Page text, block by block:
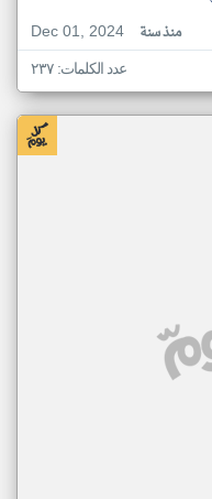
Dec 01, 2024
منذ سنة
عدد الكلمات: ٢٣٧